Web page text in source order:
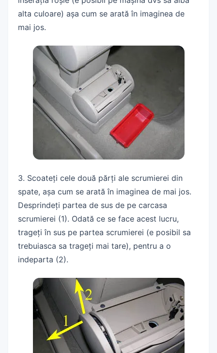
alta culoare) așa cum se arată în imaginea de
mai jos.
3. Scoateți cele două părți ale scrumierei din
spate, așa cum se arată în imaginea de mai jos.
Desprindeți partea de sus de pe carcasa
scrumierei (1). Odată ce se face acest lucru,
trageți în sus pe partea scrumierei (e posibil sa
trebuiasca sa trageți mai tare), pentru a o
indeparta (2).